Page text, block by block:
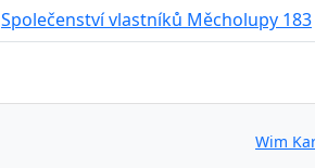
Společenství vlastníků Měcholupy 183
Wim